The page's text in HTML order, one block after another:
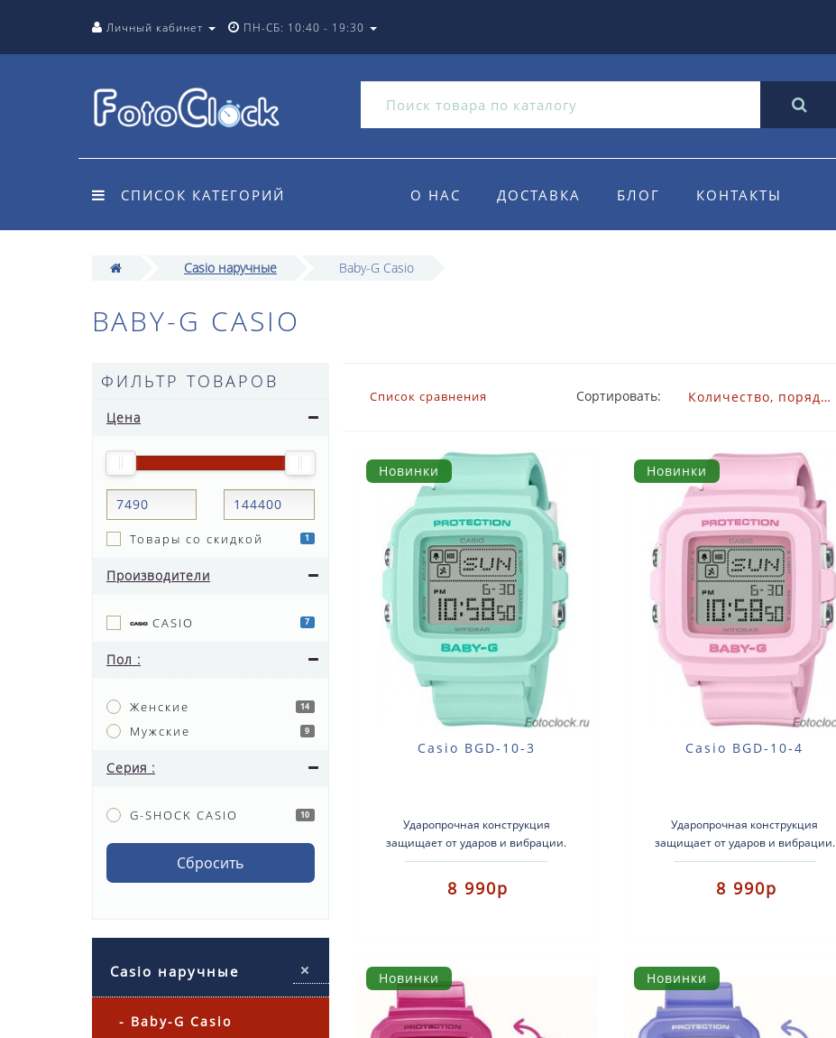
Личный кабинет ПН-СБ: 10:40 - 19:30
СПИСОК КАТЕГОРИЙ О НАС ДОСТАВКА БЛОГ КОНТАКТЫ
Casio наручные Baby-G Casio
BABY-G CASIO
ФИЛЬТР ТОВАРОВ
Цена
Товары со скидкой 1
Производители
CASIO 7
Пол :
Женские 14
Мужские 9
Серия :
G-SHOCK CASIO 10
Сбросить
Casio наручные
- Baby-G Casio
Список сравнения Сортировать:
Новинки
Casio BGD-10-3
Ударопрочная конструкция
защищает от ударов и вибрации.
Корпус этой модели изготовлен из
смолы. Когда вы на..
8 990р
Новинки
Casio BGD-10-4
Ударопрочная конструкция
защищает от ударов и вибрации.
Корпус этой модели изготовлен из
смолы. Когда вы на..
8 990р
Новинки Новинки